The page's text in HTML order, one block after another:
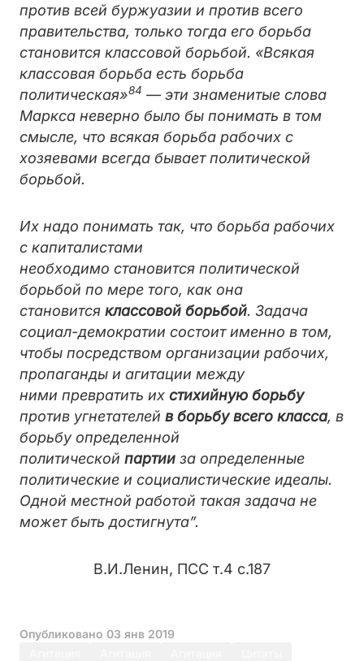
против всей буржуазии и против всего
правительства, только тогда его борьба
становится классовой борьбой. «Всякая
классовая борьба есть борьба
политическая»84 — эти знаменитые слова
Маркса неверно было бы понимать в том
смысле, что всякая борьба рабочих с
хозяевами всегда бывает политической
борьбой.
Их надо понимать так, что борьба рабочих
с капиталистами
необходимо становится политической
борьбой по мере того, как она
становится классовой борьбой. Задача
социал-демократии состоит именно в том,
чтобы посредством организации рабочих,
пропаганды и агитации между
ними превратить их стихийную борьбу
против угнетателей в борьбу всего класса, в
борьбу определенной
политической партии за определенные
политические и социалистические идеалы.
Одной местной работой такая задача не
может быть достигнута”.
В.И.Ленин, ПСС т.4 с.187
Опубликовано 03 янв 2019